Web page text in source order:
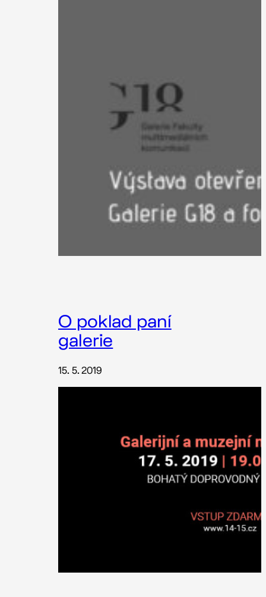
O poklad paní
galerie
15. 5. 2019